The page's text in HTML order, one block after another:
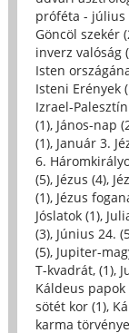
próféta - július
Göncöl szekér
inverz valóság
Isten
Isteni Erények
Izrael-
(1), János-nap
(1), Január 3.
6.
(5), Jézus (4),
(1), Jézus
Jóslatok (1),
(3), Június 24.
(5), Jupiter-
T-kvadrát, (1),
Káldeus papok
sötét kor (1),
karma